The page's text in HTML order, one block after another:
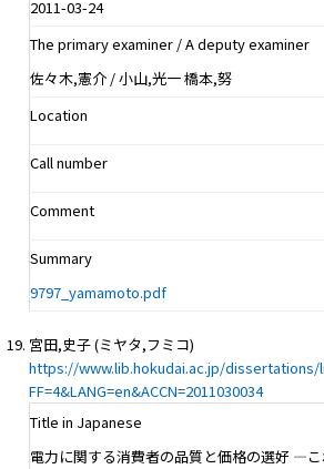
2011-03-24
The primary examiner / A deputy examiner
佐々木,憲介 / 小山,光一 橋本,努
Location
Call number
Comment
Summary
9797_yamamoto.pdf
宮田,史子 (ミヤタ,フミコ)
https://www.lib.hokudai.ac.jp/dissertations/
FF=4&LANG=en&ACCN=2011030034
Title in Japanese
電力に関する消費者の品質と価格の選好 ―